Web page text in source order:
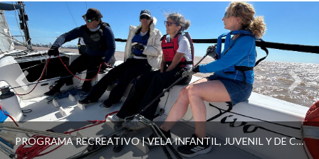
PROGRAMA RECREATIVO | VELA INFANTIL, JUVENIL Y DE CRUCERO 2026